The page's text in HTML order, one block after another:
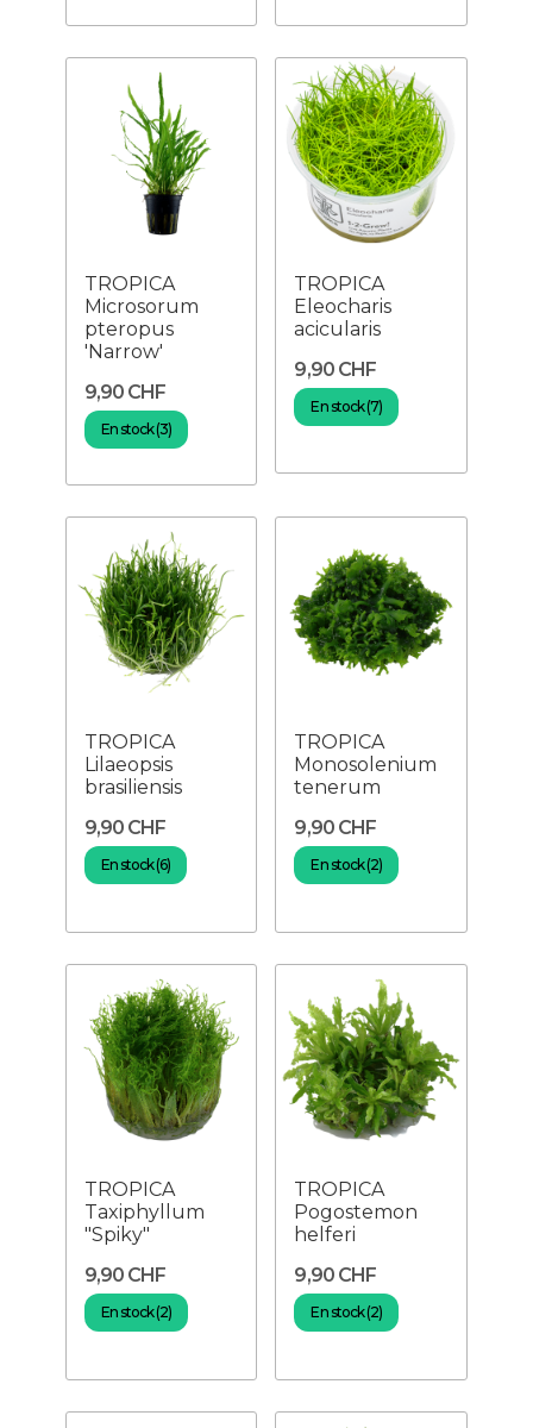
TROPICA
Microsorum
pteropus
'Narrow'
9,90 CHF
En stock (3)
TROPICA
Eleocharis
acicularis
9,90 CHF
En stock (7)
TROPICA
Lilaeopsis
brasiliensis
9,90 CHF
En stock (6)
TROPICA
Monosolenium
tenerum
9,90 CHF
En stock (2)
TROPICA
Taxiphyllum
"Spiky"
9,90 CHF
En stock (2)
TROPICA
Pogostemon
helferi
9,90 CHF
En stock (2)